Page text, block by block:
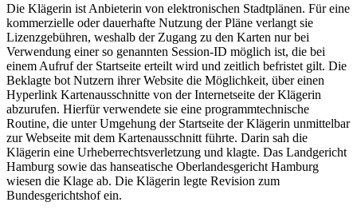
Die Klägerin ist Anbieterin von elektronischen Stadtplänen. Für eine
kommerzielle oder dauerhafte Nutzung der Pläne verlangt sie
Lizenzgebühren, weshalb der Zugang zu den Karten nur bei
Verwendung einer so genannten Session-ID möglich ist, die bei
einem Aufruf der Startseite erteilt wird und zeitlich befristet gilt. Die
Beklagte bot Nutzern ihrer Website die Möglichkeit, über einen
Hyperlink Kartenausschnitte von der Internetseite der Klägerin
abzurufen. Hierfür verwendete sie eine programmtechnische
Routine, die unter Umgehung der Startseite der Klägerin unmittelbar
zur Webseite mit dem Kartenausschnitt führte. Darin sah die
Klägerin eine Urheberrechtsverletzung und klagte. Das Landgericht
Hamburg sowie das hanseatische Oberlandesgericht Hamburg
wiesen die Klage ab. Die Klägerin legte Revision zum
Bundesgerichtshof ein.